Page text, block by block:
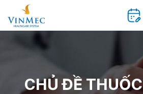
CHỦ ĐỀ